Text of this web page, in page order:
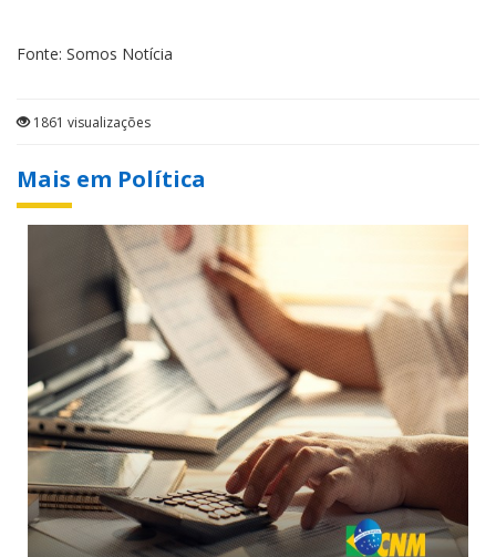
Fonte: Somos Notícia
1861 visualizações
Mais em Política